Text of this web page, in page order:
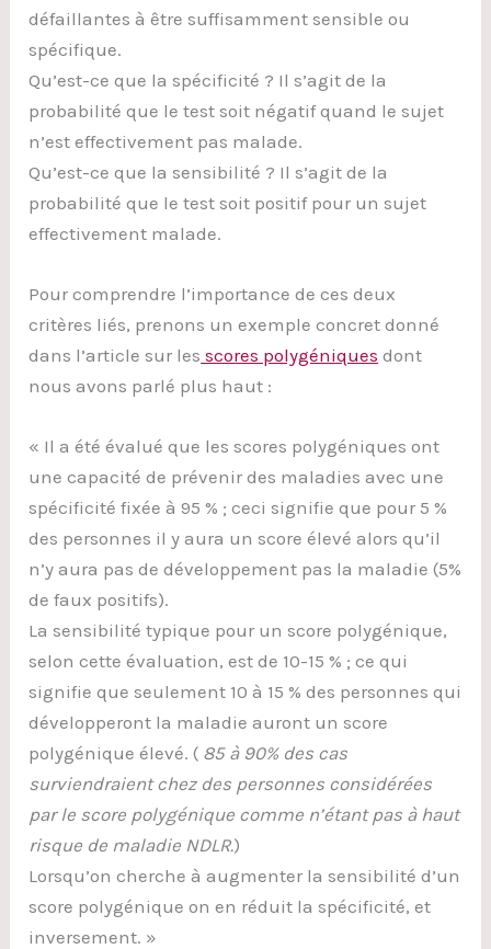
défaillantes à être suffisamment sensible ou
spécifique.
Qu’est-ce que la spécificité ? Il s’agit de la
probabilité que le test soit négatif quand le sujet
n’est effectivement pas malade.
Qu’est-ce que la sensibilité ? Il s’agit de la
probabilité que le test soit positif pour un sujet
effectivement malade.
Pour comprendre l’importance de ces deux
critères liés, prenons un exemple concret donné
dans l’article sur les scores polygéniques dont
nous avons parlé plus haut :
« Il a été évalué que les scores polygéniques ont
une capacité de prévenir des maladies avec une
spécificité fixée à 95 % ; ceci signifie que pour 5 %
des personnes il y aura un score élevé alors qu’il
n’y aura pas de développement pas la maladie (5%
de faux positifs).
La sensibilité typique pour un score polygénique,
selon cette évaluation, est de 10-15 % ; ce qui
signifie que seulement 10 à 15 % des personnes qui
développeront la maladie auront un score
polygénique élevé. ( 85 à 90% des cas
surviendraient chez des personnes considérées
par le score polygénique comme n’étant pas à haut
risque de maladie NDLR.)
Lorsqu’on cherche à augmenter la sensibilité d’un
score polygénique on en réduit la spécificité, et
inversement. »